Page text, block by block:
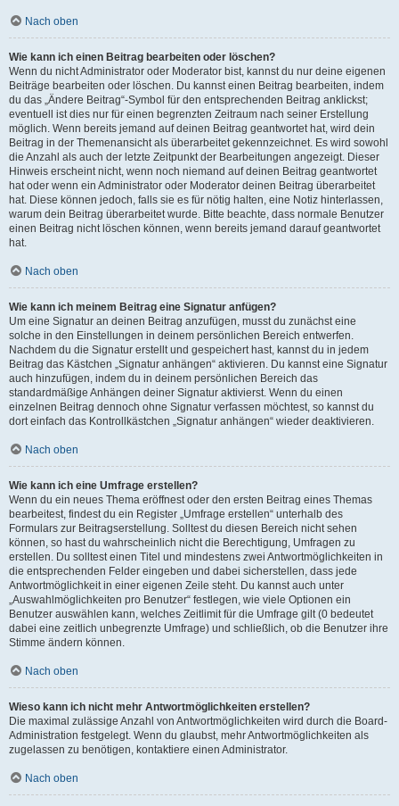
Nach oben
Wie kann ich einen Beitrag bearbeiten oder löschen?
Wenn du nicht Administrator oder Moderator bist, kannst du nur deine eigenen
Beiträge bearbeiten oder löschen. Du kannst einen Beitrag bearbeiten, indem
du das „Ändere Beitrag“-Symbol für den entsprechenden Beitrag anklickst;
eventuell ist dies nur für einen begrenzten Zeitraum nach seiner Erstellung
möglich. Wenn bereits jemand auf deinen Beitrag geantwortet hat, wird dein
Beitrag in der Themenansicht als überarbeitet gekennzeichnet. Es wird sowohl
die Anzahl als auch der letzte Zeitpunkt der Bearbeitungen angezeigt. Dieser
Hinweis erscheint nicht, wenn noch niemand auf deinen Beitrag geantwortet
hat oder wenn ein Administrator oder Moderator deinen Beitrag überarbeitet
hat. Diese können jedoch, falls sie es für nötig halten, eine Notiz hinterlassen,
warum dein Beitrag überarbeitet wurde. Bitte beachte, dass normale Benutzer
einen Beitrag nicht löschen können, wenn bereits jemand darauf geantwortet
hat.
Nach oben
Wie kann ich meinem Beitrag eine Signatur anfügen?
Um eine Signatur an deinen Beitrag anzufügen, musst du zunächst eine
solche in den Einstellungen in deinem persönlichen Bereich entwerfen.
Nachdem du die Signatur erstellt und gespeichert hast, kannst du in jedem
Beitrag das Kästchen „Signatur anhängen“ aktivieren. Du kannst eine Signatur
auch hinzufügen, indem du in deinem persönlichen Bereich das
standardmäßige Anhängen deiner Signatur aktivierst. Wenn du einen
einzelnen Beitrag dennoch ohne Signatur verfassen möchtest, so kannst du
dort einfach das Kontrollkästchen „Signatur anhängen“ wieder deaktivieren.
Nach oben
Wie kann ich eine Umfrage erstellen?
Wenn du ein neues Thema eröffnest oder den ersten Beitrag eines Themas
bearbeitest, findest du ein Register „Umfrage erstellen“ unterhalb des
Formulars zur Beitragserstellung. Solltest du diesen Bereich nicht sehen
können, so hast du wahrscheinlich nicht die Berechtigung, Umfragen zu
erstellen. Du solltest einen Titel und mindestens zwei Antwortmöglichkeiten in
die entsprechenden Felder eingeben und dabei sicherstellen, dass jede
Antwortmöglichkeit in einer eigenen Zeile steht. Du kannst auch unter
„Auswahlmöglichkeiten pro Benutzer“ festlegen, wie viele Optionen ein
Benutzer auswählen kann, welches Zeitlimit für die Umfrage gilt (0 bedeutet
dabei eine zeitlich unbegrenzte Umfrage) und schließlich, ob die Benutzer ihre
Stimme ändern können.
Nach oben
Wieso kann ich nicht mehr Antwortmöglichkeiten erstellen?
Die maximal zulässige Anzahl von Antwortmöglichkeiten wird durch die Board-
Administration festgelegt. Wenn du glaubst, mehr Antwortmöglichkeiten als
zugelassen zu benötigen, kontaktiere einen Administrator.
Nach oben